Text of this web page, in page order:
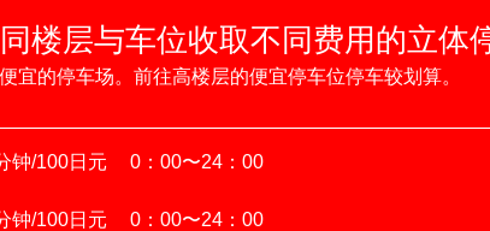
楼层与车位收取不同费用的立体
宜的停车场。前往高楼层的便宜停车位停车较划算。
钟/100日元 0：00〜24：00
钟/100日元
0：00〜24：00